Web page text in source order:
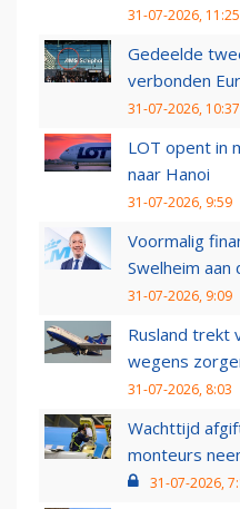
31-07-2026, 11:25
Gedeelde
verbonden
31-07-2026, 10:37
LOT opent in
naar Hanoi
31-07-2026, 9:59
Voormalig
Swelheim aan
31-07-2026, 9:09
Rusland trekt
wegens
31-07-2026, 8:03
Wachttijd
monteurs
31-07-2026,